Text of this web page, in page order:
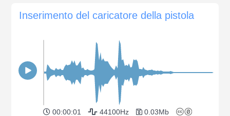
Inserimento del caricatore della pistola
00:00:01 44100Hz 0.03Mb